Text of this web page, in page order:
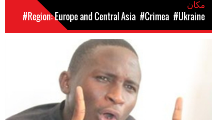
#Region: Europe and Central Asia #Crimea #Ukraine